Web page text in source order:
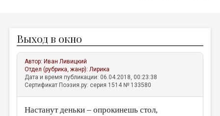
ЖАНРЫ
АВТОРЫ
КОММЕНТАРИИ
ЛИТСАЛОН
НОВОСТИ
Выход в окно
Автор: Иван Ливицкий
Отдел (рубрика, жанр):Лирика
Дата и время публикации: 06.04.2018, 00:23:38
Сертификат Поэзия.ру: серия 1514 № 133580
Настанут деньки – опрокинешь стол,